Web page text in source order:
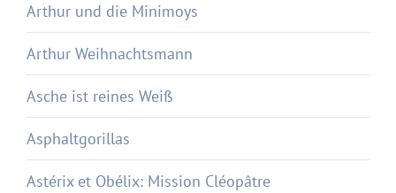
Arthur und die Minimoys
Arthur Weihnachtsmann
Asche ist reines Weiß
Asphaltgorillas
Astérix et Obélix: Mission Cléopâtre